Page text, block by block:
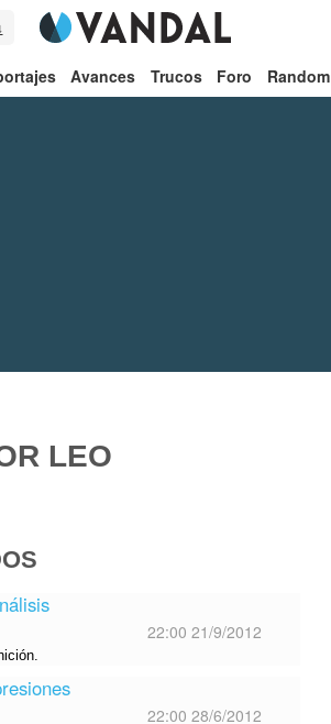
Avances Trucos Foro Random
LEO
22:00 21/9/2012
22:00 28/6/2012